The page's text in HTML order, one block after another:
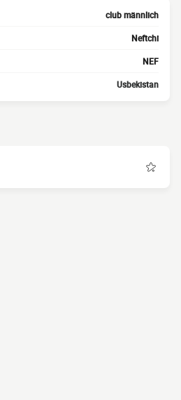
club männlich
Neftchi
NEF
Usbekistan